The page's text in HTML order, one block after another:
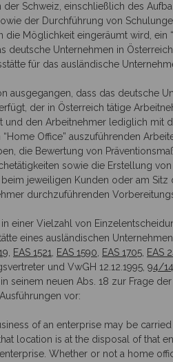
der Schweiz, einschließlich des
der Durchführung von
die Möglichkeit eingeräumt wird,
deutsche Unternehmen in
für das ausländische
ausgegangen, dass das deutsche
der in Österreich tätige
und den Arbeitnehmer lediglich mit
Office” auszuführenden
die Bewertung von
sowie die Erstellung
jeweiligen Kunden oder am
durchzuführenden
in einer Vielzahl von
eines ausländischen
EAS 1521 EAS 1590 EAS 1705 EAS
und VwGH 12.12.1995, 94/
in seinem neuen Abs. 18 zur Frage
vor:
of an enterprise may be
location is at the disposal of that
Whether or not a home